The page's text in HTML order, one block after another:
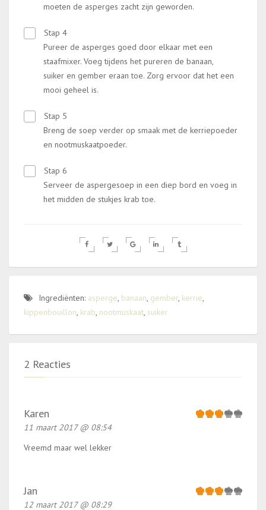
moeten de asperges zacht zijn geworden.
Stap 4
Pureer de asperges goed door elkaar met een
staafmixer. Voeg tijdens het pureren de banaan,
suiker en gember eraan toe. Zorg ervoor dat het een
mooi geheel is.
Stap 5
Breng de soep verder op smaak met de kerriepoeder
en nootmuskaatpoeder.
Stap 6
Serveer de aspergesoep in een diep bord en voeg in
het midden de stukjes krab toe.
Ingrediënten: asperge, banaan, gember, kerrie,
kippenbouillon, krab, nootmuskaat, suiker
2 Reacties
Karen
11 maart 2017 @ 08:54
Vreemd maar wel lekker
Jan
12 maart 2017 @ 08:29